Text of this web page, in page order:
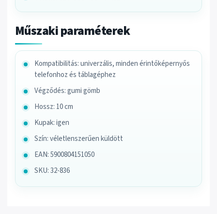
Műszaki paraméterek
Kompatibilitás: univerzális, minden érintőképernyős
telefonhoz és táblagéphez
Végződés: gumi gömb
Hossz: 10 cm
Kupak: igen
Szín: véletlenszerűen küldött
EAN: 5900804151050
SKU: 32-836